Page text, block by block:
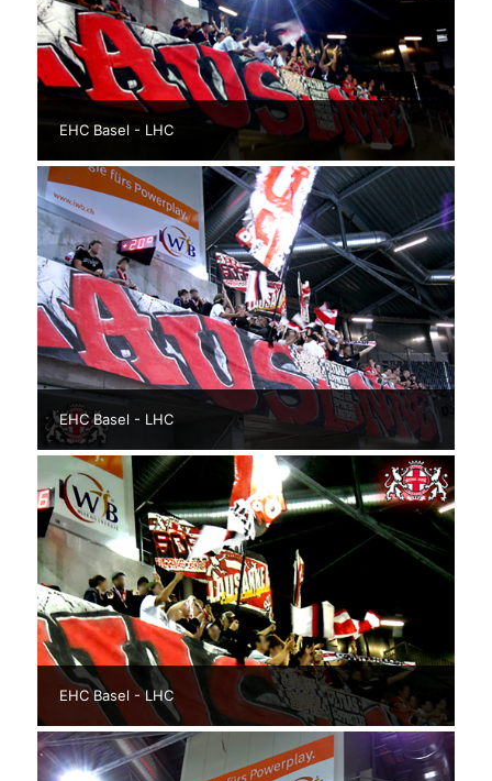
EHC Basel - LHC
EHC Basel - LHC
EHC Basel - LHC